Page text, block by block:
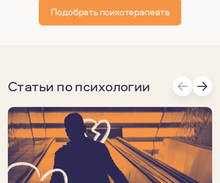
Подобрать психотерапевта
Статьи по психологии